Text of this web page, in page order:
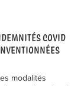
COVID
modalités